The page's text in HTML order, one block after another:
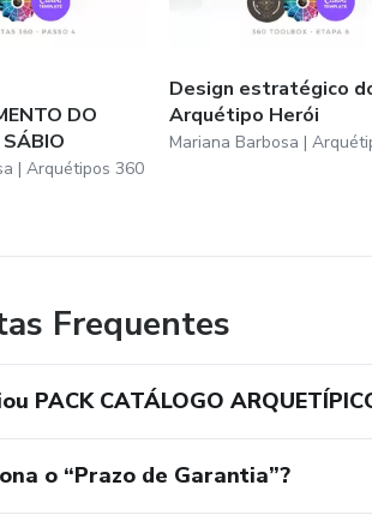
o produto ou serviço, mas a
material lhe ajude a crescer e junto a
prático em criar uma equipe forte, uma
DO
| Arquétipos 360
Design estratégico
Arquétipo Herói
Mariana Barbosa |
Frequentes
PACK CATÁLOGO
o “Prazo de Garantia”?